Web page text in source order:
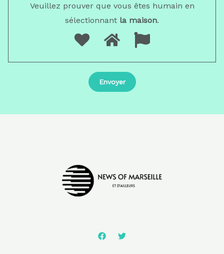
Veuillez prouver que vous êtes humain en
sélectionnant la maison.